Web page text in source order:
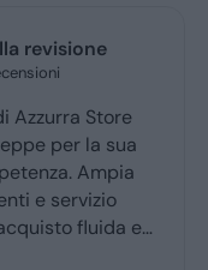
Ottima
Giuseppe
ritiro a